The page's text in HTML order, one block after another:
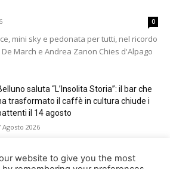
0
mini sky e pedonata per tutti, nel ricordo
March e Andrea Zanon Chies d'Alpago
saluta “L’Insolita Storia”: il bar che
trasformato il caffè in cultura chiude i
il 14 agosto
Agosto 2026
Giro del Lago di Santa Croce 2026.
website to give you the most